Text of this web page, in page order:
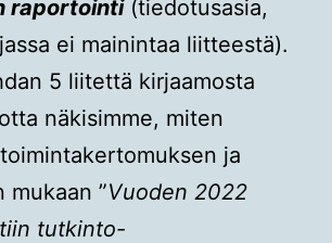
raportointi(tiedotusasia,
ei mainintaa liitteestä).
5 liitettä kirjaamosta
näkisimme, miten
ja
mukaan ”Vuoden 2022
tutkinto-